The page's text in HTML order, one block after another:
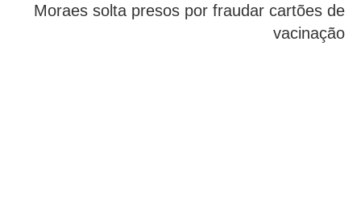
Moraes solta presos por fraudar cartões de
vacinação